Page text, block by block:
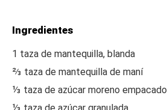
Ingredientes
1 taza de mantequilla, blanda
⅔ taza de mantequilla de maní
⅓ taza de azúcar moreno empacado